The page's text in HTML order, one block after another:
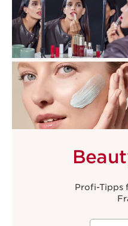
Profi-Tipps